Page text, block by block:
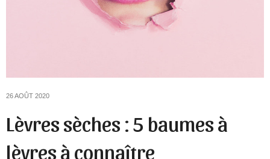
26 AOÛT 2020
Lèvres sèches : 5 baumes à
lèvres à connaître